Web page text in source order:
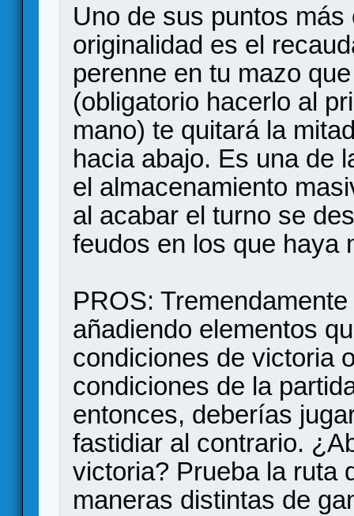
Uno de sus puntos
originalidad es el
perenne en tu mazo
(obligatorio hacerlo al
mano) te quitará la
hacia abajo. Es una de
el almacenamiento
al acabar el turno se
feudos en los que haya
PROS:
añadiendo elementos
condiciones de victoria
condiciones de la
entonces, deberías
fastidiar al contrario.
victoria? Prueba la ruta
maneras distintas de